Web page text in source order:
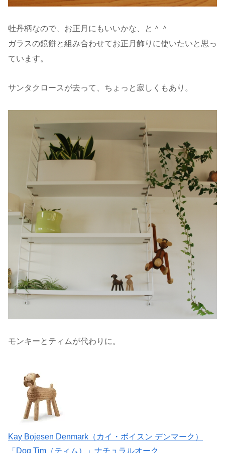
牡丹柄なので、お正月にもいいかな、と＾＾
ガラスの鏡餅と組み合わせてお正月飾りに使いたいと思っ
ています。
サンタクロースが去って、ちょっと寂しくもあり。
モンキーとティムが代わりに。
Kay Bojesen Denmark（カイ・ボイスン デンマーク）
「Dog Tim（ティム）」ナチュラルオーク